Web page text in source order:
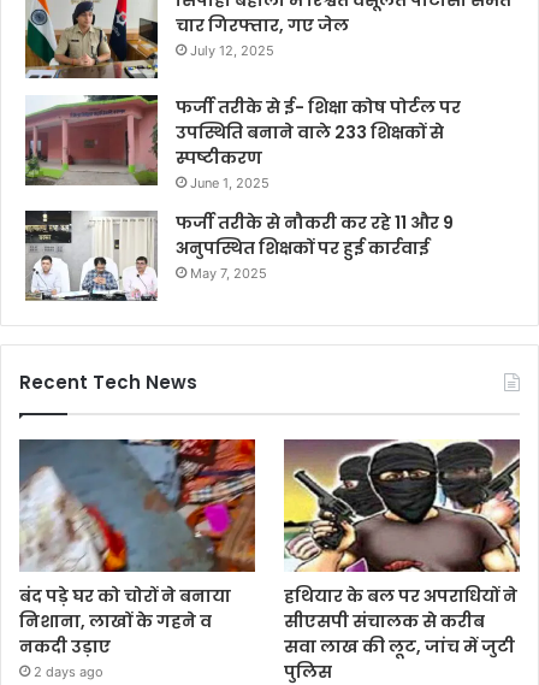
चार गिरफ्तार, गए जेल
July 12, 2025
फर्जी तरीके से ई- शिक्षा कोष पोर्टल पर
उपस्थिति बनाने वाले 233 शिक्षकों से
स्पष्टीकरण
June 1, 2025
फर्जी तरीके से नौकरी कर रहे 11 और 9
अनुपस्थित शिक्षकों पर हुई कार्रवाई
May 7, 2025
Recent Tech News
बंद पड़े घर को चोरों ने बनाया
निशाना, लाखों के गहने व
नकदी उड़ाए
2 days ago
हथियार के बल पर अपराधियों ने
सीएसपी संचालक से करीब
सवा लाख की लूट, जांच में जुटी
पुलिस